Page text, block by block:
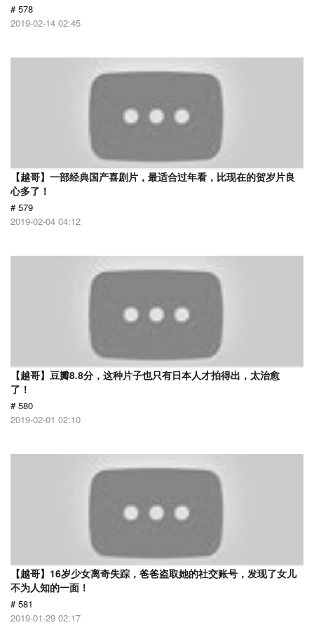
# 578
2019-02-14 02:45
【越哥】一部经典国产喜剧片，最适合过年看，比现在的贺岁片良
心多了！
# 579
2019-02-04 04:12
【越哥】豆瓣8.8分，这种片子也只有日本人才拍得出，太治愈
了！
# 580
2019-02-01 02:10
【越哥】16岁少女离奇失踪，爸爸盗取她的社交账号，发现了女儿
不为人知的一面！
# 581
2019-01-29 02:17